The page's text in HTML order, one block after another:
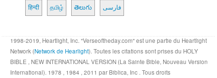
हिन्दी தமிழ் తెలుగు فارسی
1998-2019, Heartlight, Inc. "Verseoftheday.com" est une partie du Heartlight
Network (Network de Hearlight). Toutes les citations sont prises du HOLY
BIBLE , NEW INTERNATIONAL VERSION (La Sainte Bible, Nouveau Version
International). 1978 , 1984 , 2011 par Biblica, Inc . Tous droits